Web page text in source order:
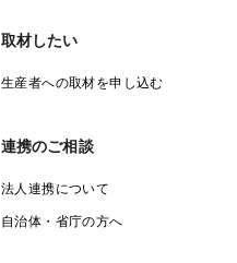
取材したい
生産者への取材を申し込む
連携のご相談
法人連携について
自治体・省庁の方へ